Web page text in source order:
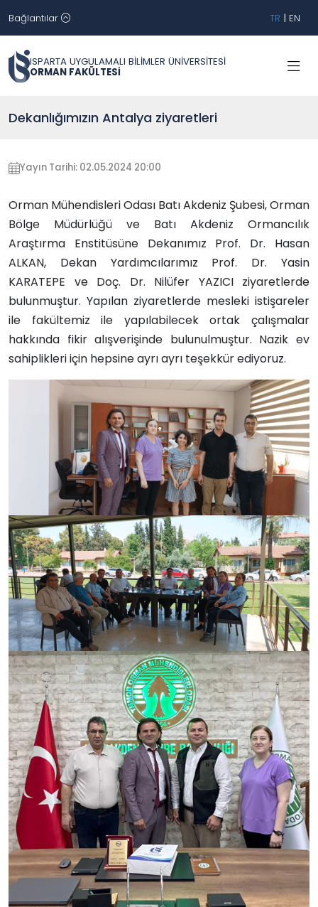
Bağlantılar TR | EN
ISPARTA UYGULAMALI BİLİMLER ÜNİVERSİTESİ
ORMAN FAKÜLTESİ
Dekanlığımızın Antalya ziyaretleri
Yayın Tarihi: 02.05.2024 20:00
Orman Mühendisleri Odası Batı Akdeniz Şubesi, Orman
Bölge Müdürlüğü ve Batı Akdeniz Ormancılık
Araştırma Enstitüsüne Dekanımız Prof. Dr. Hasan
ALKAN, Dekan Yardımcılarımız Prof. Dr. Yasin
KARATEPE ve Doç. Dr. Nilüfer YAZICI ziyaretlerde
bulunmuştur. Yapılan ziyaretlerde mesleki istişareler
ile fakültemiz ile yapılabilecek ortak çalışmalar
hakkında fikir alışverişinde bulunulmuştur. Nazik ev
sahiplikleri için hepsine ayrı ayrı teşekkür ediyoruz.